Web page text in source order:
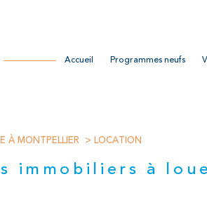
accueil programmes neufs
À MONTPELLIER LOCATION
immobiliers à